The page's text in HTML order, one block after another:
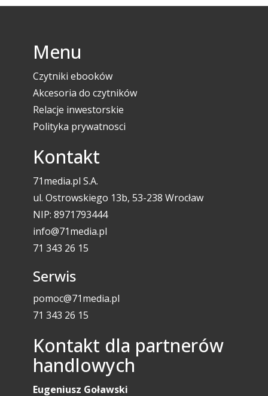
Menu
Czytniki ebooków
Akcesoria do czytników
Relacje inwestorskie
Polityka prywatnosci
Kontakt
71media.pl S.A.
ul. Ostrowskiego 13b, 53-238 Wrocław
NIP: 8971793444
info@71media.pl
71 343 26 15
Serwis
pomoc@71media.pl
71 343 26 15
Kontakt dla partnerów
handlowych
Eugeniusz Goławski